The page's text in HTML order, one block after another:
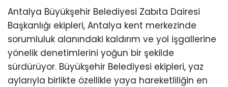
Antalya Büyükşehir Belediyesi Zabıta Dairesi
Başkanlığı ekipleri, Antalya kent merkezinde
sorumluluk alanındaki kaldırım ve yol işgallerine
yönelik denetimlerini yoğun bir şekilde
sürdürüyor. Büyükşehir Belediyesi ekipleri, yaz
aylarıyla birlikte özellikle yaya hareketliliğin en